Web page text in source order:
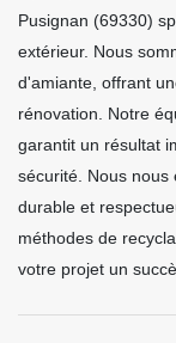
Pusignan (69330)
extérieur. Nous
d'amiante, offrant
rénovation. Notre
garantit un résultat
sécurité. Nous nous
durable et
méthodes de
votre projet un